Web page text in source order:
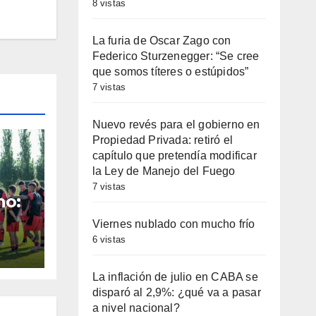
8 vistas
La furia de Oscar Zago con
Federico Sturzenegger: “Se cree
que somos títeres o estúpidos”
7 vistas
Nuevo revés para el gobierno en
Propiedad Privada: retiró el
capítulo que pretendía modificar
la Ley de Manejo del Fuego
7 vistas
Viernes nublado con mucho frío
6 vistas
La inflación de julio en CABA se
disparó al 2,9%: ¿qué va a pasar
a nivel nacional?